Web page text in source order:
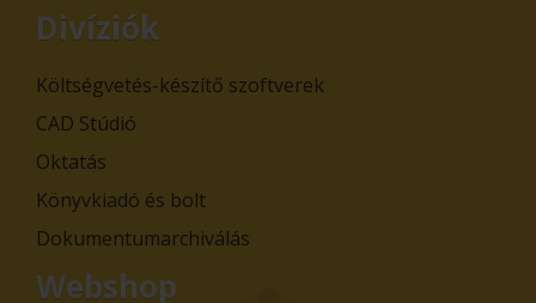
Divíziók
Költségvetés-készítő szoftverek
CAD Stúdió
Oktatás
Könyvkiadó és bolt
Dokumentumarchiválás
Webshop